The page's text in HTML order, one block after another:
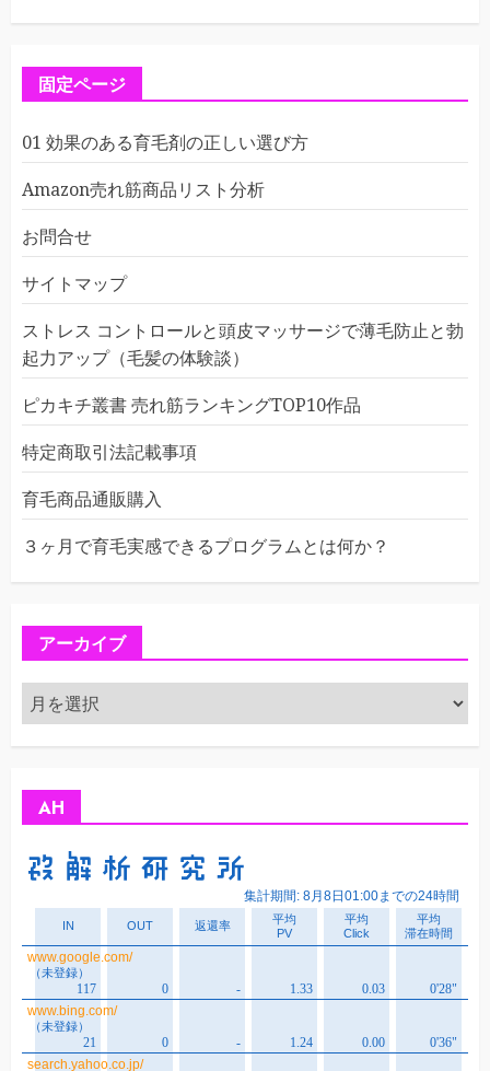
固定ページ
01 効果のある育毛剤の正しい選び方
Amazon売れ筋商品リスト分析
お問合せ
サイトマップ
ストレス コントロールと頭皮マッサージで薄毛防止と勃
起力アップ（毛髪の体験談）
ピカキチ叢書 売れ筋ランキングTOP10作品
特定商取引法記載事項
育毛商品通販購入
３ヶ月で育毛実感できるプログラムとは何か？
アーカイブ
ア
ー
カ
AH